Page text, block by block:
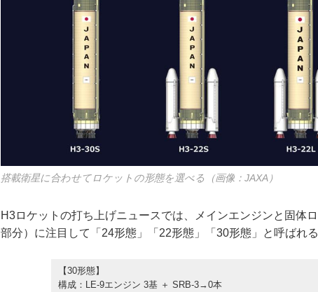
搭載衛星に合わせてロケットの形態を選べる（画像：JAXA）
H3ロケットの打ち上げニュースでは、メインエンジンと固体
部分）に注目して「24形態」「22形態」「30形態」と呼ばれる
【30形態】
構成：LE-9エンジン 3基 ＋ SRB-3→0本